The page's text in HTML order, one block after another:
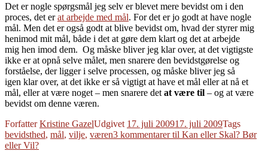
Det er nogle spørgsmål jeg selv er blevet mere bevidst om i den
proces, det erat arbejde med mål. For det er jo godt at have nogle
mål. Men det er også godt at blive bevidst om, hvad der styrer mig
henimod mit mål, både i det at gøre dem klart og det at arbejde
mig hen imod dem. Og måske bliver jeg klar over, at det vigtigste
ikke er at opnå selve målet, men snarere den bevidstgørelse og
forståelse, der ligger i selve processen, og måske bliver jeg så
igen klar over, at det ikke er så vigtigt at have et mål eller at nå et
mål, eller at være noget – men snarere det at være til – og at være
bevidst om denne væren.
ForfatterKristine GazelUdgivet 17. juli 200917. juli 2009Tags
bevidsthed, mål, vilje, væren3 kommentarertil Kan eller Skal? Bør
eller Vil?